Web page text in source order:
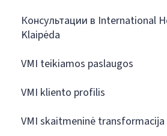
Консультации в International
Klaipėda
VMI teikiamos paslaugos
VMI kliento profilis
VMI skaitmeninė transformacija